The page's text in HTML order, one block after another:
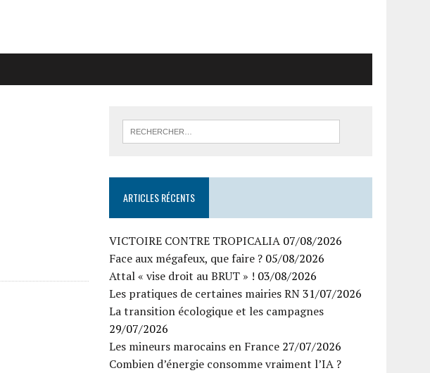
ARTICLES RÉCENTS
VICTOIRE CONTRE TROPICALIA 07/08/2026
Face aux mégafeux, que faire ? 05/08/2026
Attal « vise droit au BRUT » ! 03/08/2026
Les pratiques de certaines mairies RN31/07/2026
La transition écologique et les campagnes
29/07/2026
Les mineurs marocains en France 27/07/2026
Combien d’énergie consomme vraiment l’IA ?